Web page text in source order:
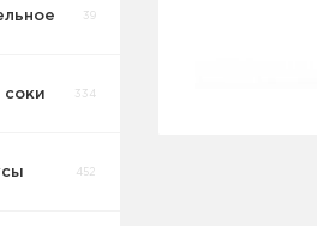
39
соки 334
452